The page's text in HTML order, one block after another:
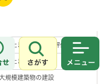
問合せ
さがす
いたま市環境影響評価条例
いたま市
規模建築物の建設